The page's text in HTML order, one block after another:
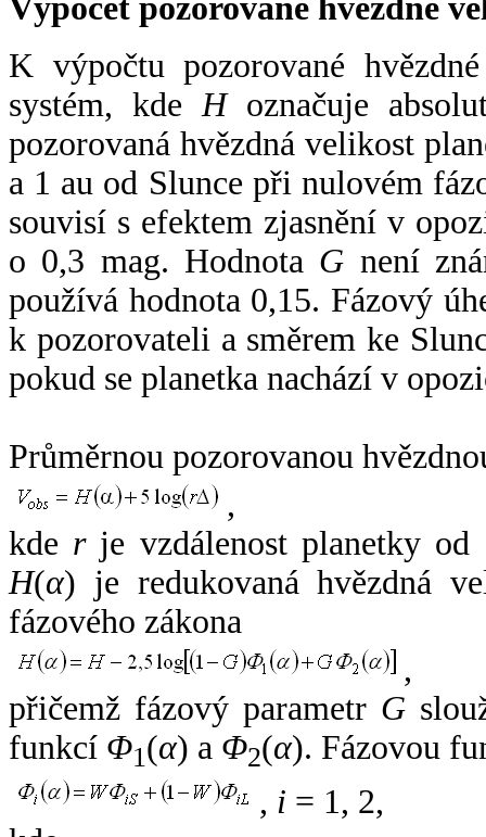
Výpočet pozorované hvězdné
K výpočtu pozorované
systém, kde Hoznačuje
pozorovaná hvězdná velikost
a 1 au od Slunce při nulovém
souvisí s efektem zjasnění v
o 0,3 mag. Hodnota G není
používá hodnota 0,15. Fázový
k pozorovateli a směrem ke
pokud se planetka nachází v
Průměrnou pozorovanou
,
kde rje vzdálenost planetky od
H(α) je redukovaná hvězdná
fázového zákona
,
přičemž fázový parametr G
funkcí Φ1(α) a Φ2(α). Fázovou
, i = 1, 2,